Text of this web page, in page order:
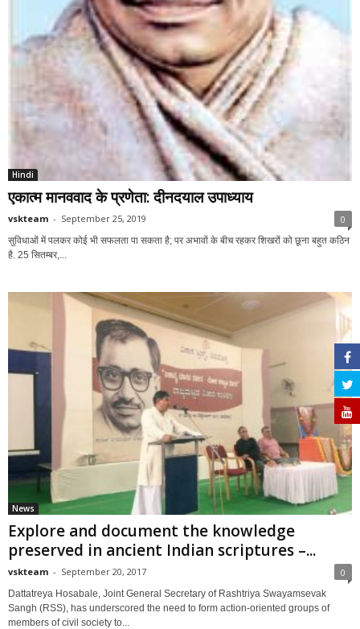
Hindi
एकात्म मानववाद के प्रणेता: दीनदयाल उपाध्याय
vskteam - September 25, 2019 0
सुविधाओं में पलकर कोई भी सफलता पा सकता है; पर अभावों के बीच रहकर शिखरों को छूना बहुत कठिन
है. 25 सितम्बर,...
News
Explore and document the knowledge
preserved in ancient Indian scriptures –...
vskteam - September 20, 2017 0
Dattatreya Hosabale, Joint General Secretary of Rashtriya Swayamsevak
Sangh (RSS), has underscored the need to form action-oriented groups of
members of civil society to...